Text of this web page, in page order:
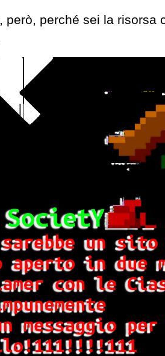
però, perché sei la risorsa